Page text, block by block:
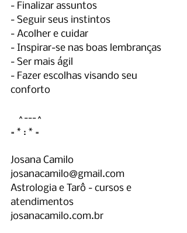
- Finalizar assuntos
- Seguir seus instintos
- Acolher e cuidar
- Inspirar-se nas boas lembranças
- Ser mais ágil
- Fazer escolhas visando seu
conforto
^---^
= * : * =
Josana Camilo
josanacamilo@gmail.com
Astrologia e Tarô - cursos e
atendimentos
josanacamilo.com.br